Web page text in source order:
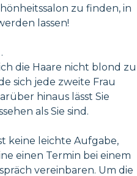
zu finden, in
lassen!
.
die Haare nicht blond zu
sich jede zweite Frau
hinaus lässt Sie
als Sie sind.
keine leichte Aufgabe,
einen Termin bei einem
vereinbaren. Um die